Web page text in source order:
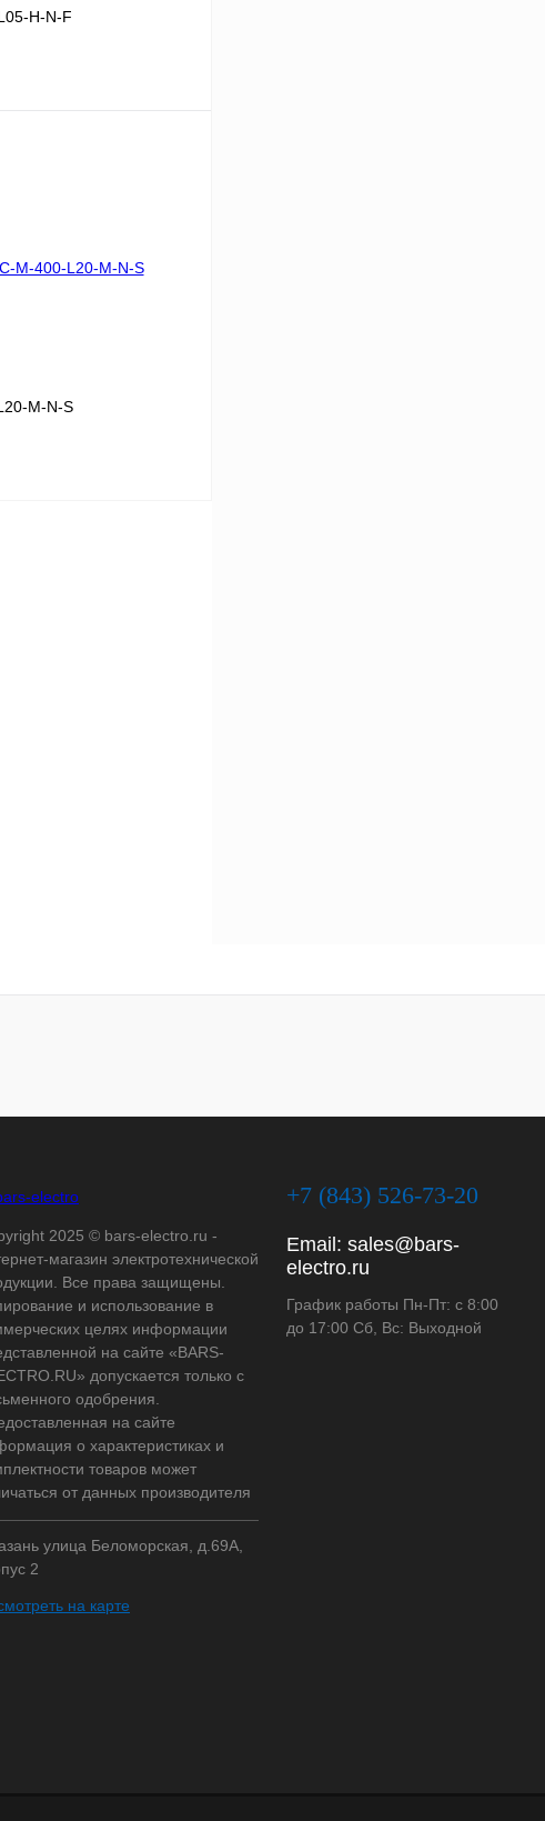
H-N-F
M-N-S
2025 © bars-electro.ru -
магазин электротехнической
Все права защищены.
и использование в
целях информации
на сайте «BARS-
допускается только с
одобрения.
на сайте
о характеристиках и
товаров может
от данных производителя
улица Беломорская, д.69А,
2
на карте
+7 (843) 526-73-20
Email: sales@bars-
electro.ru
График работы Пн-Пт: с 8:00
до 17:00 Сб, Вс: Выходной